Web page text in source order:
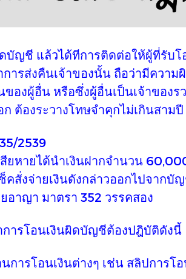
ด้ทีการติดต่อให้ผู้ที่รับโอนคืน
การส่งคืนเจ้าของนั้น ถือว่ามีคว
ของผู้อื่น หรือซึ่งผู้อื่นเป็นเจ้าขอ
ต้องระวางโทษจำคุกไม่เกินสาม
2539
ำเงินฝากจำนวน 60,000 บา
คสั่งจ่ายเงินดังกล่าวออกไปจาก
าญา มาตรา 352 วรรคสอง
นเงินผิดบัญชีต้องปฎิบัติดังนี้
นต่างๆ เช่น สลิปการโอน